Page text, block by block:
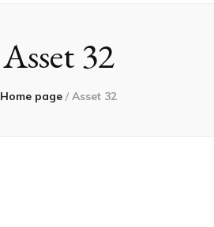
Asset 32
Home page / Asset 32